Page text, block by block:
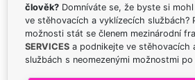
člověk? Domníváte se, že byste si
ve stěhovacích a vyklízecích službách?
možnosti stát se členem mezinárodní
SERVICES a podnikejte ve stěhovacích
službách s neomezenými možnostmi